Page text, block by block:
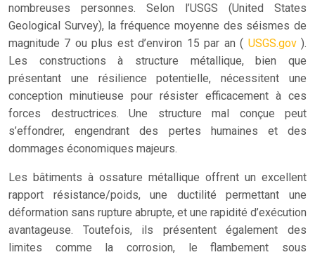
nombreuses personnes. Selon l’USGS (United States
Geological Survey), la fréquence moyenne des séismes de
magnitude 7 ou plus est d’environ 15 par an ( USGS.gov).
Les constructions à structure métallique, bien que
présentant une résilience potentielle, nécessitent une
conception minutieuse pour résister efficacement à ces
forces destructrices. Une structure mal conçue peut
s’effondrer, engendrant des pertes humaines et des
dommages économiques majeurs.
Les bâtiments à ossature métallique offrent un excellent
rapport résistance/poids, une ductilité permettant une
déformation sans rupture abrupte, et une rapidité d’exécution
avantageuse. Toutefois, ils présentent également des
limites comme la corrosion, le flambement sous